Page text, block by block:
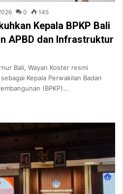
0 145
Kepala BPKP Bali
APBD dan Infrastruktur
Bali, Wayan Koster resmi
Kepala Perwakilan Badan
(BPKP)…